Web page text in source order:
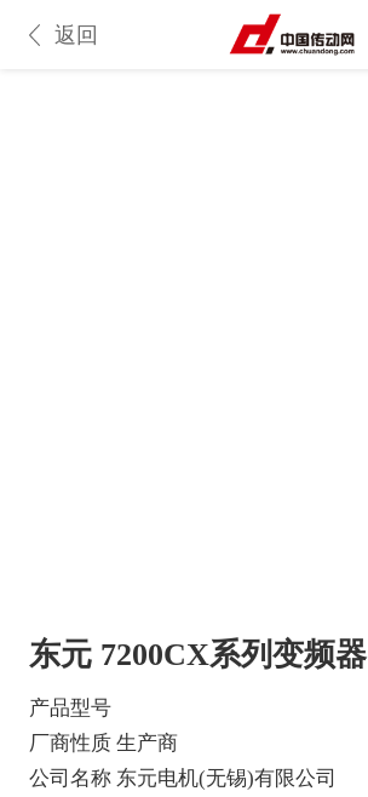
返回
东元 7200CX系列变频器
产品型号
厂商性质 生产商
公司名称 东元电机(无锡)有限公司